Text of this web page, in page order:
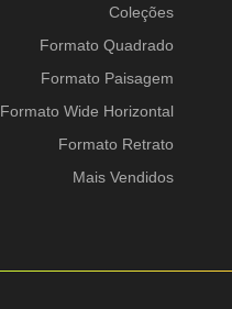
Coleções
Formato Quadrado
Formato Paisagem
Formato Wide Horizontal
Formato Retrato
Mais Vendidos